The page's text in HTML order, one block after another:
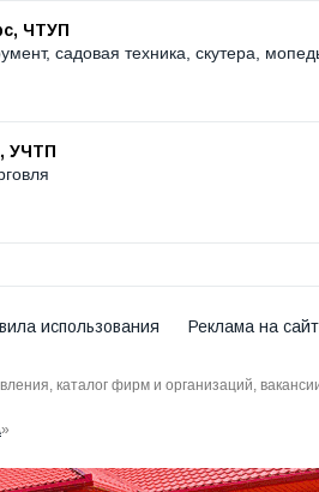
ЧТУП
садовая техника, скутера,
УЧТП
использования Реклама на
каталог фирм и организаций,
»